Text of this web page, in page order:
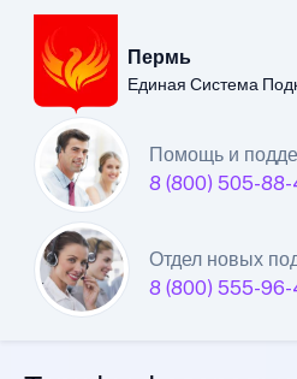
Пермь
Единая Система
Помощь и
8 (800) 505-88-
Отдел новых
8 (800) 555-96-
Пермский
Единой
интернета